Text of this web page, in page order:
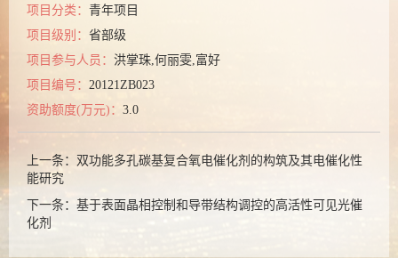
项目分类： 青年项目
项目级别： 省部级
项目参与人员： 洪掌珠,何丽雯,富好
项目编号： 20121ZB023
资助额度(万元)： 3.0
上一条： 双功能多孔碳基复合氧电催化剂的构筑及其电催化性
能研究
下一条： 基于表面晶相控制和导带结构调控的高活性可见光催
化剂